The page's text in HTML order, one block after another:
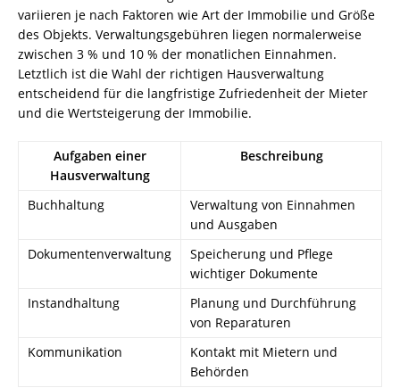
variieren je nach Faktoren wie Art der Immobilie und Größe
des Objekts. Verwaltungsgebühren liegen normalerweise
zwischen 3 % und 10 % der monatlichen Einnahmen.
Letztlich ist die Wahl der richtigen Hausverwaltung
entscheidend für die langfristige Zufriedenheit der Mieter
und die Wertsteigerung der Immobilie.
Aufgaben einer
Hausverwaltung
Beschreibung
Buchhaltung
Verwaltung von Einnahmen
und Ausgaben
Dokumentenverwaltung
Speicherung und Pflege
wichtiger Dokumente
Instandhaltung
Planung und Durchführung
von Reparaturen
Kommunikation
Kontakt mit Mietern und
Behörden